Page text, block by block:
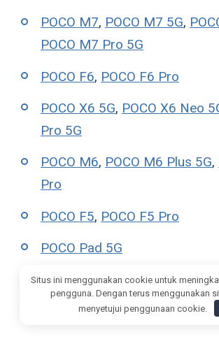
POCO M7, POCO M7 5G,
POCO M7 Pro 5G
POCO F6, POCO F6 Pro
POCO X6 5G, POCO X6 Neo
Pro 5G
POCO M6, POCO M6 Plus 5G,
Pro
POCO F5, POCO F5 Pro
POCO Pad 5G
POCO Pad,POCO Pad C1,
POCO Pad X1
Situs ini menggunakan cookie untuk
pengguna. Dengan terus menggunakan
menyetujui penggunaan cookie.